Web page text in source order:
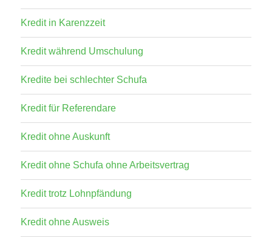
Kredit in Karenzzeit
Kredit während Umschulung
Kredite bei schlechter Schufa
Kredit für Referendare
Kredit ohne Auskunft
Kredit ohne Schufa ohne Arbeitsvertrag
Kredit trotz Lohnpfändung
Kredit ohne Ausweis